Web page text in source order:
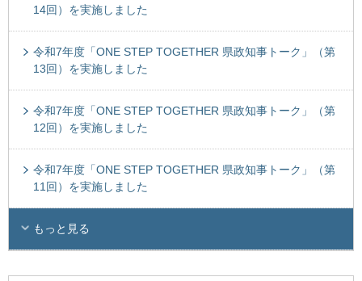
14回）を実施しました
令和7年度「ONE STEP TOGETHER 県政知事トーク」（第
13回）を実施しました
令和7年度「ONE STEP TOGETHER 県政知事トーク」（第
12回）を実施しました
令和7年度「ONE STEP TOGETHER 県政知事トーク」（第
11回）を実施しました
もっと見る